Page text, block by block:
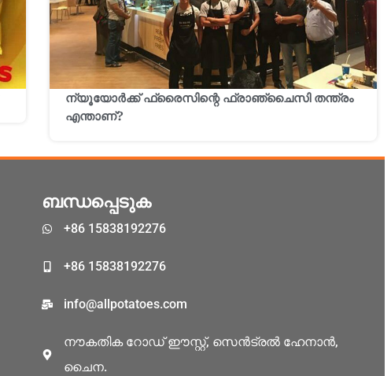
ന്യൂയോർക്ക് ഫ്രൈസിന്റെ ഫ്രാഞ്ചൈസി തന്ത്രം
എന്താണ്?
ബന്ധപ്പെടുക
+86 15838192276
+86 15838192276
info@allpotatoes.com
നൗകതിക റോഡ് ഈസ്റ്റ്, സെൻട്രൽ ഹേനാൻ,
ചൈന.
Hindi
Japanese
Malay